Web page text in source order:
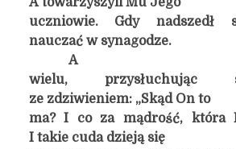
uczniowie. Gdy nadszedł
nauczać w synagodze.
A
wielu, przysłuchując
ze zdziwieniem: „Skąd On to
ma? I co za mądrość, która
I takie cuda dzieją się